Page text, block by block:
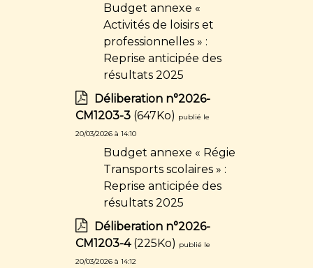
Budget annexe «
Activités de loisirs et
professionnelles » :
Reprise anticipée des
résultats 2025
Déliberation n°2026-
CM1203-3(647Ko) publié le
20/03/2026 à 14:10
Budget annexe « Régie
Transports scolaires » :
Reprise anticipée des
résultats 2025
Déliberation n°2026-
CM1203-4(225Ko) publié le
20/03/2026 à 14:12